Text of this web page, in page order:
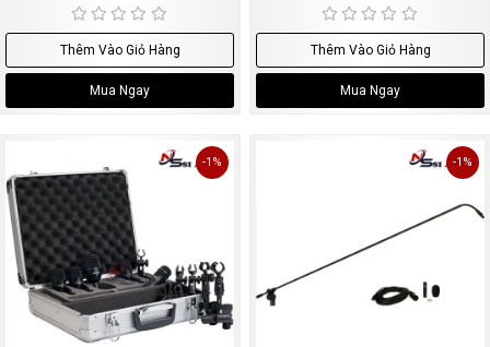
Thêm Vào Giỏ Hàng
Mua Ngay
Thêm Vào Giỏ Hàng
Mua Ngay
-1% -1%